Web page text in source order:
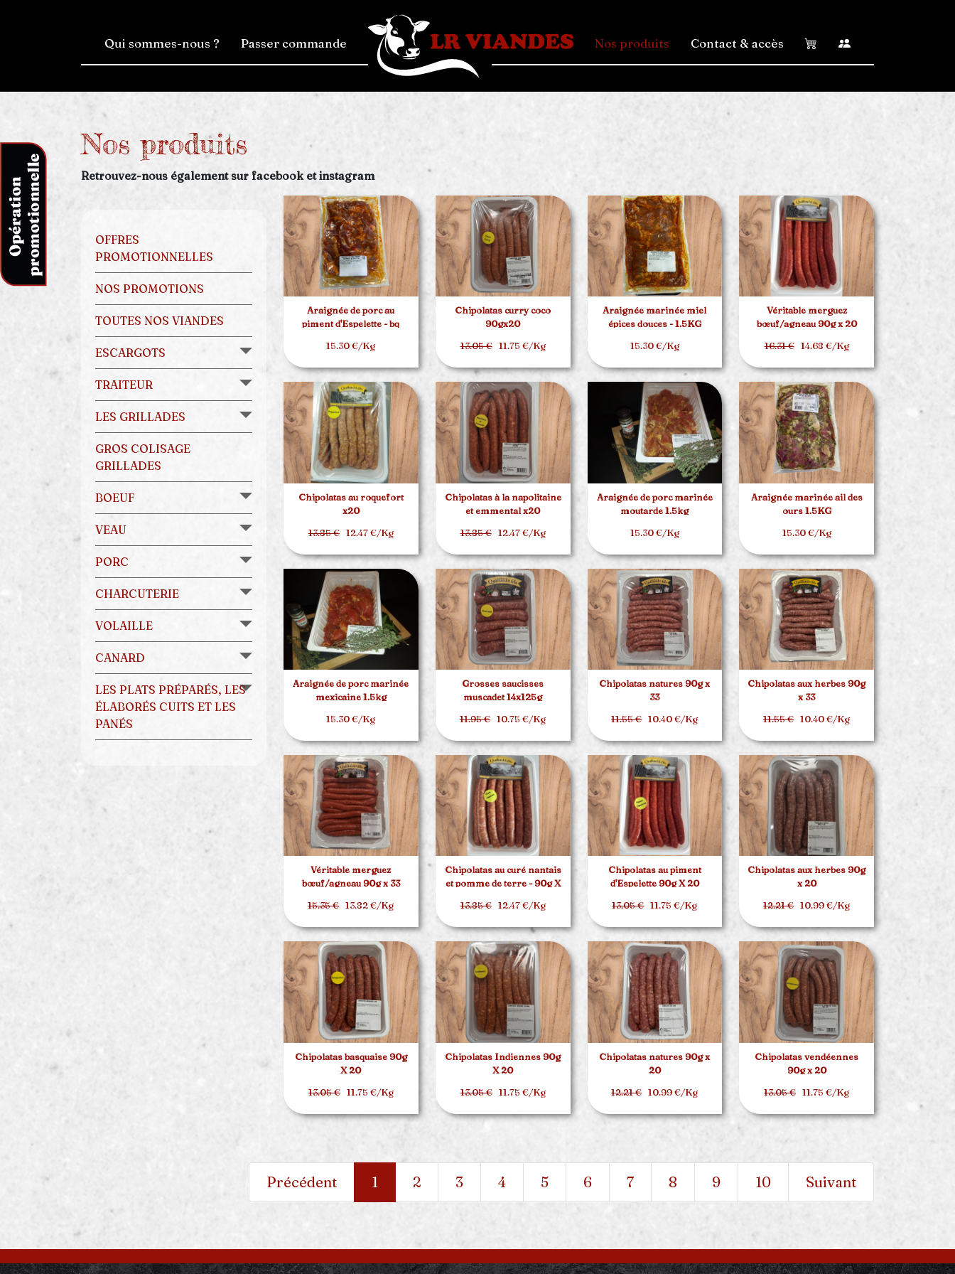
Qui sommes-nous ? Passer commande Nos produits Contact & accès
Nos produits
Retrouvez-nous également sur facebook et instagram
OFFRES
PROMOTIONNELLES
NOS PROMOTIONS
TOUTES NOS VIANDES
ESCARGOTS
TRAITEUR
LES GRILLADES
GROS COLISAGE
GRILLADES
BOEUF
VEAU
PORC
CHARCUTERIE
VOLAILLE
CANARD
LES PLATS PRÉPARÉS, LES
ÉLABORÉS CUITS ET LES
PANÉS
Araignée de porc au
piment d'Espelette - bq
15.30 €/Kg
Chipolatas curry coco
90gx20
13.05 €11.75 €/Kg
Araignée marinée miel
épices douces - 1.5KG
15.30 €/Kg
Véritable merguez
bœuf/agneau 90g x 20
16.31 €14.68 €/Kg
Chipolatas au roquefort
x20
13.85 €12.47 €/Kg
Chipolatas à la napolitaine
et emmental x20
13.85 €12.47 €/Kg
Araignée de porc marinée
moutarde 1.5kg
15.30 €/Kg
Araignée marinée ail des
ours 1.5KG
15.30 €/Kg
Araignée de porc marinée
mexicaine 1.5kg
15.30 €/Kg
Grosses saucisses
muscadet 14x125g
11.95 €10.75 €/Kg
Chipolatas natures 90g x
33
11.55 €10.40 €/Kg
Chipolatas aux herbes 90g
x 33
11.55 €10.40 €/Kg
Véritable merguez
bœuf/agneau 90g x 33
15.35 €13.82 €/Kg
Chipolatas au curé nantais
et pomme de terre - 90g X
13.85 €12.47 €/Kg
Chipolatas au piment
d'Espelette 90g X 20
13.05 €11.75 €/Kg
Chipolatas aux herbes 90g
x 20
12.21 €10.99 €/Kg
Chipolatas basquaise 90g
X 20
13.05 €11.75 €/Kg
Chipolatas Indiennes 90g
X 20
13.05 €11.75 €/Kg
Chipolatas natures 90g x
20
12.21 €10.99 €/Kg
Chipolatas vendéennes
90g x 20
13.05 €11.75 €/Kg
Précédent 1 2 3 4 5 6 7 8 9 10 Suivant